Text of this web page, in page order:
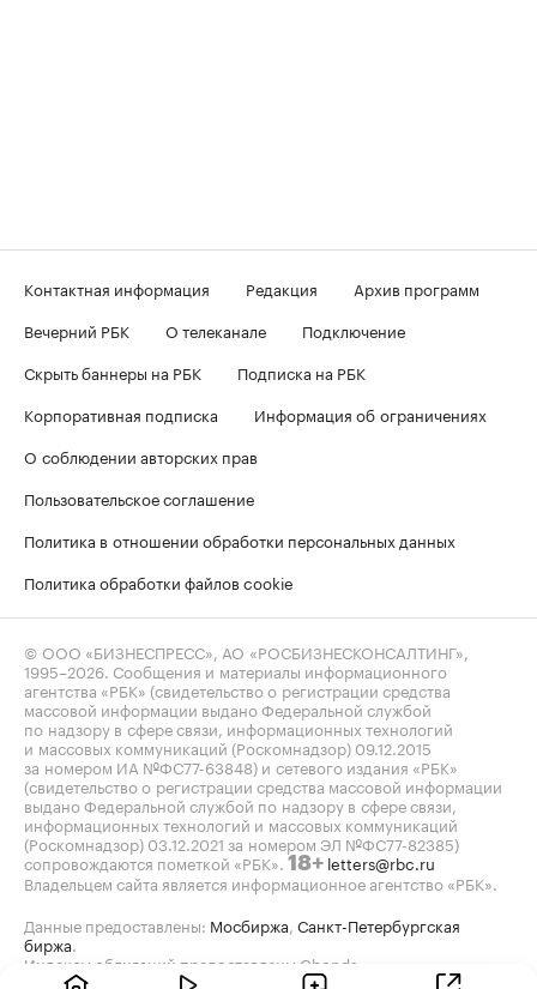
Контактная информация Редакция
Архив программ
Вечерний РБК
О телеканале
Подключение
Скрыть баннеры на РБК
Подписка на РБК
Корпоративная подписка
Информация об ограничениях
О соблюдении авторских прав
Пользовательское соглашение
Политика в отношении обработки персональных данных
Политика обработки файлов cookie
© ООО «БИЗНЕСПРЕСС», АО «РОСБИЗНЕСКОНСАЛТИНГ»,
1995–2026 . Сообщения и материалы информационного
агентства «РБК» (свидетельство о регистрации средства
массовой информации выдано Федеральной службой
по надзору в сфере связи, информационных технологий
и массовых коммуникаций (Роскомнадзор) 09.12.2015
за номером ИА №ФС77-63848) и сетевого издания «РБК»
(свидетельство о регистрации средства массовой информации
выдано Федеральной службой по надзору в сфере связи,
информационных технологий и массовых коммуникаций
(Роскомнадзор) 03.12.2021 за номером ЭЛ №ФС77-82385)
сопровождаются пометкой «РБК». 18+ letters@rbc.ru
Владельцем сайта является информационное агентство «РБК».
Данные предоставлены: Мосбиржа Санкт-Петербургская
биржа
Индексы облигаций предоставлены Cbonds.